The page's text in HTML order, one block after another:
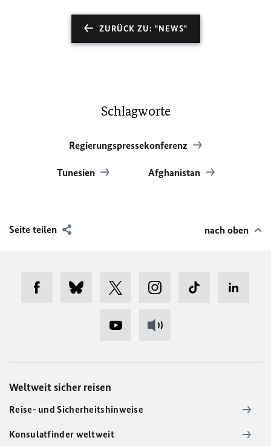
ZURÜCK ZU: "NEWS"
Schlagworte
Regierungspressekonferenz
Tunesien Afghanistan
Seite teilen nach oben
Weltweit sicher reisen
Reise- und Sicherheitshinweise
Konsulatfinder weltweit